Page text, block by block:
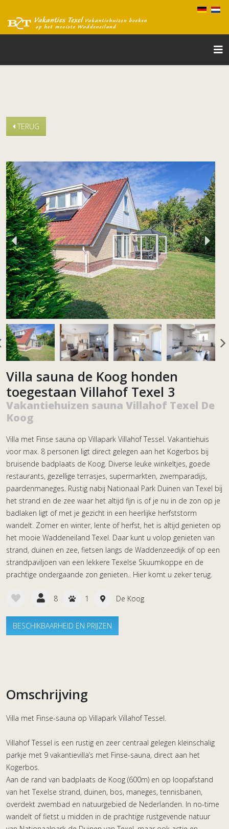
TERUG
Villa sauna de Koog honden
toegestaan Villahof Texel 3
Vakantiehuizen sauna Villahof Texel De
Koog
Villa met Finse sauna op Villapark Villahof Tessel. Vakantiehuis
voor max. 8 personen ligt direct gelegen aan het Kogerbos bij
bruisende badplaats de Koog. Diverse leuke winkeltjes, goede
restaurants, gezellige terrasjes, supermarkten, zwemparadijs,
paardenmaneges. Rustig nabij Nationaal Park Duinen van Texel bij
het strand en de zee waar het altijd fijn is of je nu in de zon op je
badlaken ligt of met je gezicht in een heerlijke herfststorm
wandelt. Zomer en winter, lente of herfst, het is altijd genieten op
het mooie Waddeneiland Texel. Daar kunt u volop genieten van
strand, duinen en zee, fietsen langs de Waddenzeedijk of op een
strandpaviljoen van een lekkere Texelse Skuumkoppe en de
prachtige ondergaande zon genieten.. Hier komt u zeker terug.
8 1 De Koog
BESCHIKBAARHEID EN PRIJZEN
Omschrijving
Villa met Finse-sauna op Villapark Villahof Tessel.
Villahof Tessel is een rustig en zeer centraal gelegen kleinschalig
parkje met 9 vakantievilla’s met Finse-sauna, direct aan het
Kogerbos.
Aan de rand van badplaats de Koog (600m) en op loopafstand
van het Texelse strand, duinen, bos, maneges, tennisbanen,
overdekt zwembad en natuurgebied de Nederlanden. In no-time
wandelt of fietst u midden in de prachtige rustgevende natuur